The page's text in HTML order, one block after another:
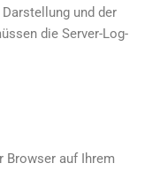
und der
die Server-Log-
Browser auf Ihrem